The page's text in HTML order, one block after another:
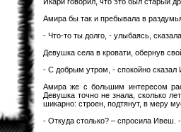
Амира бы так и пребывала в
- Что-то ты долго, - улыбаясь,
Девушка села в кровати, обернув
- С добрым утром, - спокойно сказал
Амира же с большим интересом
Девушка точно не знала, сколько
шикарно: строен, подтянут, в меру
- Откуда столько? – спросила Ивеш.